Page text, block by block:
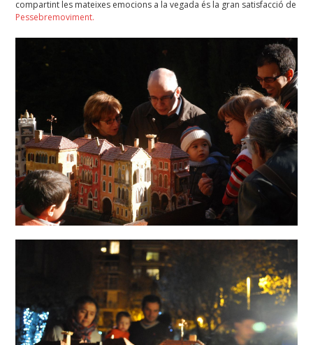
compartint les mateixes emocions a la vegada és la gran satisfacció de
Pessebremoviment.